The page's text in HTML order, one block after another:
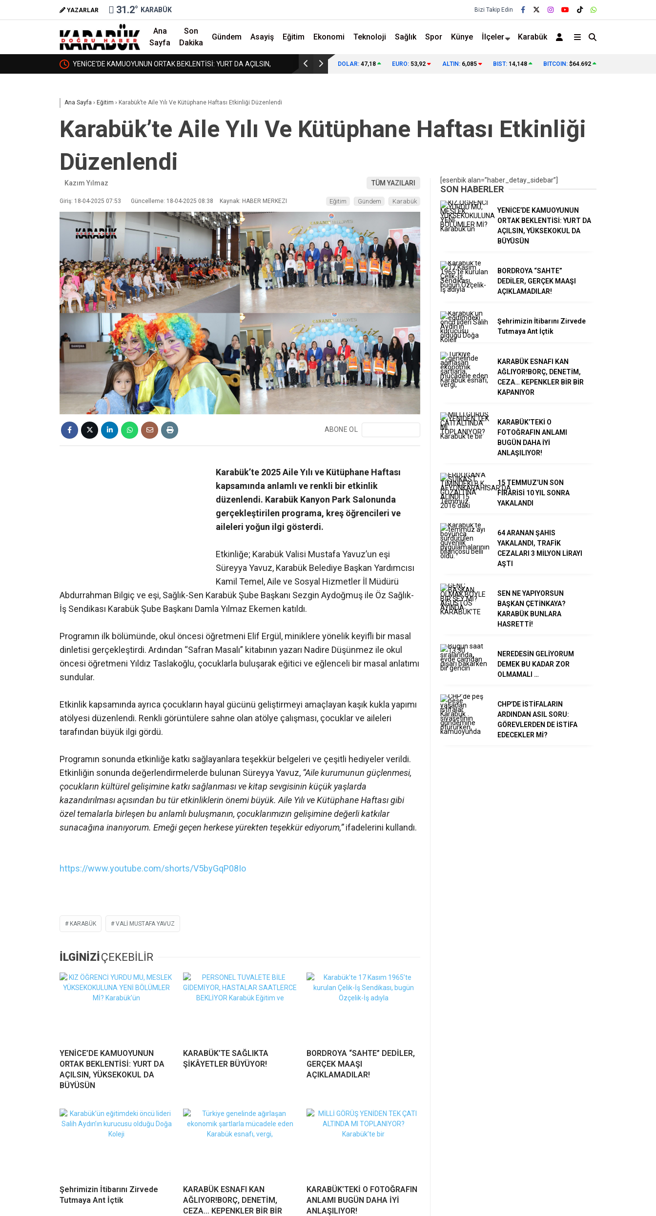
YAZARLAR 31.2° KARABÜK Bizi Takip Edin
Ana
Sayfa
Son
Dakika
Gündem Asayiş Eğitim Ekonomi Teknoloji Sağlık Spor Künye İlçeler Karabük
YENİCE’DE KAMUOYUNUN ORTAK BEKLENTİSİ: YURT DA AÇILSIN, BORDROYA “SAHTE” DEDİLER, GERÇEK MAAŞI AÇIKLAMADILAR! KARABÜK’TEKİ O FOTOĞRAFIN ANLAMI
DOLAR: 47,18 EURO: 53,92 ALTIN: 6,085 BIST: 14,148 BITCOIN: $64.692
Ana Sayfa › Eğitim › Karabük’te Aile Yılı Ve Kütüphane Haftası Etkinliği Düzenlendi
Karabük’te Aile Yılı Ve Kütüphane Haftası Etkinliği
Düzenlendi
Kazım Yılmaz TÜM YAZILARI
Giriş: 18-04-2025 07:53 Güncelleme: 18-04-2025 08:38 Kaynak: HABER MERKEZI Eğitim Gündem Karabük
ABONE OL
Karabük’te 2025 Aile Yılı ve Kütüphane Haftası
kapsamında anlamlı ve renkli bir etkinlik
düzenlendi. Karabük Kanyon Park Salonunda
gerçekleştirilen programa, kreş öğrencileri ve
aileleri yoğun ilgi gösterdi.
Etkinliğe; Karabük Valisi Mustafa Yavuz’un eşi
Süreyya Yavuz, Karabük Belediye Başkan Yardımcısı
Kamil Temel, Aile ve Sosyal Hizmetler İl Müdürü
Abdurrahman Bilgiç ve eşi, Sağlık-Sen Karabük Şube Başkanı Sezgin Aydoğmuş ile Öz Sağlık-
İş Sendikası Karabük Şube Başkanı Damla Yılmaz Ekemen katıldı.
Programın ilk bölümünde, okul öncesi öğretmeni Elif Ergül, miniklere yönelik keyifli bir masal
dinletisi gerçekleştirdi. Ardından “Safran Masalı” kitabının yazarı Nadire Düşünmez ile okul
öncesi öğretmeni Yıldız Taslakoğlu, çocuklarla buluşarak eğitici ve eğlenceli bir masal anlatımı
sundular.
Etkinlik kapsamında ayrıca çocukların hayal gücünü geliştirmeyi amaçlayan kaşık kukla yapımı
atölyesi düzenlendi. Renkli görüntülere sahne olan atölye çalışması, çocuklar ve aileleri
tarafından büyük ilgi gördü.
Programın sonunda etkinliğe katkı sağlayanlara teşekkür belgeleri ve çeşitli hediyeler verildi.
Etkinliğin sonunda değerlendirmelerde bulunan Süreyya Yavuz, “Aile kurumunun güçlenmesi,
çocukların kültürel gelişimine katkı sağlanması ve kitap sevgisinin küçük yaşlarda
kazandırılması açısından bu tür etkinliklerin önemi büyük. Aile Yılı ve Kütüphane Haftası gibi
özel temalarla birleşen bu anlamlı buluşmanın, çocuklarımızın gelişimine değerli katkılar
sunacağına inanıyorum. Emeği geçen herkese yürekten teşekkür ediyorum,”ifadelerini kullandı.
https://www.youtube.com/shorts/V5byGqP08Io
KARABÜK VALI MUSTAFA YAVUZ
İLGİNİZİÇEKEBİLİR
YENİCE’DE KAMUOYUNUN
ORTAK BEKLENTİSİ: YURT DA
AÇILSIN, YÜKSEKOKUL DA
BÜYÜSÜN
KARABÜK’TE SAĞLIKTA
ŞİKÂYETLER BÜYÜYOR!
BORDROYA “SAHTE” DEDİLER,
GERÇEK MAAŞI
AÇIKLAMADILAR!
Şehrimizin İtibarını Zirvede
Tutmaya Ant İçtik
KARABÜK ESNAFI KAN
AĞLIYOR!BORÇ, DENETİM,
CEZA… KEPENKLER BİR BİR
KARABÜK’TEKİ O FOTOĞRAFIN
ANLAMI BUGÜN DAHA İYİ
ANLAŞILIYOR!
[esenbik alan=”haber_detay_sidebar”]
SON HABERLER
YENİCE’DE KAMUOYUNUN
ORTAK BEKLENTİSİ: YURT DA
AÇILSIN, YÜKSEKOKUL DA
BÜYÜSÜN
BORDROYA “SAHTE”
DEDİLER, GERÇEK MAAŞI
AÇIKLAMADILAR!
Şehrimizin İtibarını Zirvede
Tutmaya Ant İçtik
KARABÜK ESNAFI KAN
AĞLIYOR!BORÇ, DENETİM,
CEZA… KEPENKLER BİR BİR
KAPANIYOR
KARABÜK’TEKİ O
FOTOĞRAFIN ANLAMI
BUGÜN DAHA İYİ
ANLAŞILIYOR!
15 TEMMUZ’UN SON
FİRARİSİ 10 YIL SONRA
YAKALANDI
64 ARANAN ŞAHIS
YAKALANDI, TRAFİK
CEZALARI 3 MİLYON LİRAYI
AŞTI
SEN NE YAPIYORSUN
BAŞKAN ÇETİNKAYA?
KARABÜK BUNLARA
HASRETTİ!
NEREDESİN GELİYORUM
DEMEK BU KADAR ZOR
OLMAMALI …
CHP’DE İSTİFALARIN
ARDINDAN ASIL SORU:
GÖREVLERDEN DE İSTİFA
EDECEKLER Mİ?